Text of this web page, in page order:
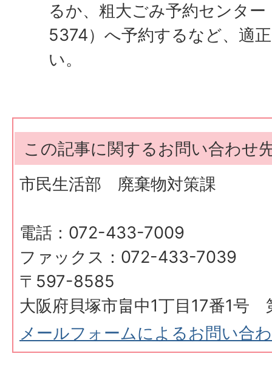
るか、粗大ごみ予約センタ
5374）へ予約するなど、適
い。
この記事に関するお問い合わせ
市民生活部 廃棄物対策課
電話：072-433-7009
ファックス：072-433-7039
〒597-8585
大阪府貝塚市畠中1丁目17番1号
メールフォームによるお問い合